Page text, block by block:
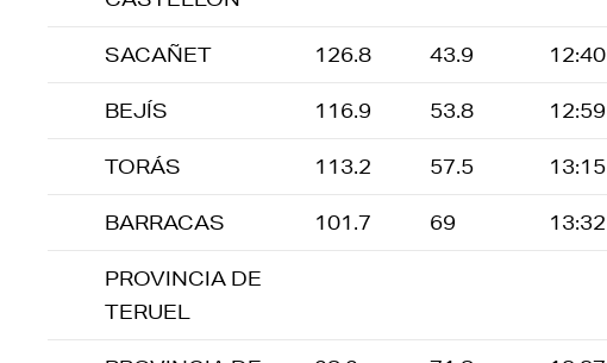
SACAÑET 126.8 43.9 12:40
BEJÍS 116.9 53.8 12:59
TORÁS 113.2 57.5 13:15
BARRACAS 101.7 69 13:32
PROVINCIA DE
TERUEL